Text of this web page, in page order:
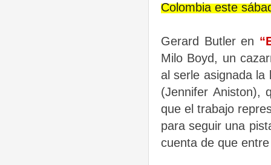
Colombia este
Gerard Butler en
Milo Boyd, un
al serle asignada
(Jennifer Aniston),
que el trabajo
para seguir una
cuenta de que